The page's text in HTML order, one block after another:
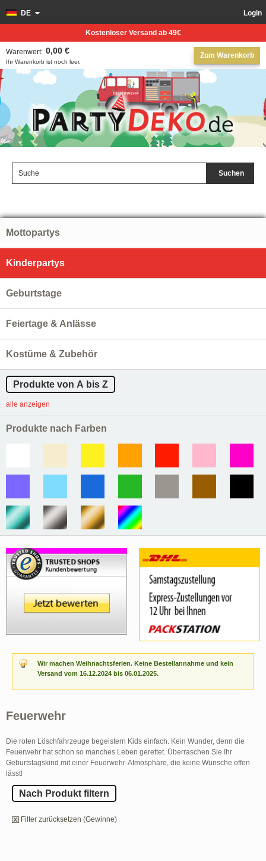
Suchen
Login
DE
Zum Warenkorb
Ihr Warenkorb ist noch leer.
Warenwert: 0,00 €
Kostenloser Versand ab 49€
Wir machen Weihnachtsferien. Keine Bestellannahme und kein
Versand vom 16.12.2024 bis 06.01.2025.
Feuerwehr
Die roten Löschfahrzeuge begeistern Kids einfach. Kein Wunder, denn die
Feuerwehr hat schon so manches Leben gerettet. Überraschen Sie Ihr
Geburtstagskind mit einer Feuerwehr-Atmosphäre, die keine Wünsche offen
lässt!
Nach Produkt filtern
Filter zurücksetzen (Gewinne)
Mottopartys
Kinderpartys
Geburtstage
Feiertage & Anlässe
Kostüme & Zubehör
Produkte von A bis Z
alle anzeigen
Produkte nach Farben